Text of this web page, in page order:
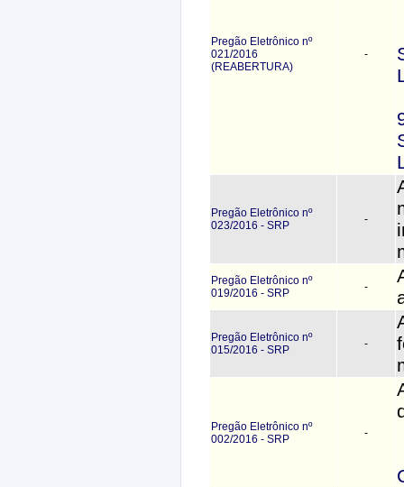
Pregão Eletrônico nº
021/2016
(REABERTURA)
-
Pregão Eletrônico nº
023/2016 - SRP
-
Pregão Eletrônico nº
019/2016 - SRP
-
Pregão Eletrônico nº
015/2016 - SRP
-
Pregão Eletrônico nº
002/2016 - SRP
-